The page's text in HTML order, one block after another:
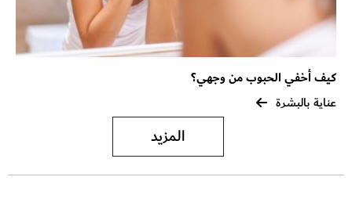
كيف أخفي الحبوب من وجهي؟
عناية بالبشرة
المزيد